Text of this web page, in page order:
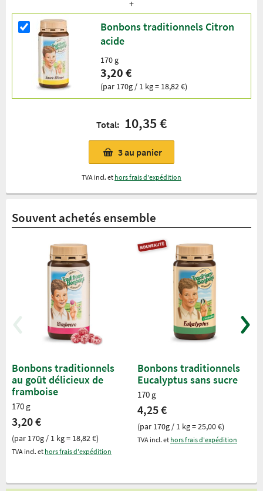
Bonbons traditionnels Citron
acide
170 g
3,20 €
(par 170g / 1 kg = 18,82 €)
Total: 10,35 €
3au panier
TVA incl. et hors frais d'expédition
Souvent achetés ensemble
Bonbons traditionnels
au goût délicieux de
framboise
170 g
3,20 €
(par 170g / 1 kg = 18,82 €)
TVA incl. et hors frais d'expédition
Bonbons traditionnels
Eucalyptus sans sucre
170 g
4,25 €
(par 170g / 1 kg = 25,00 €)
TVA incl. et hors frais d'expédition